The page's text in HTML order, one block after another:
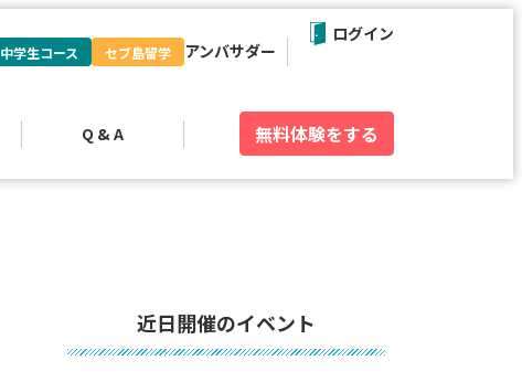
Q & A
中学生コース セブ島留学 アンバサダー
無料体験をする
ログイン
近日開催のイベント